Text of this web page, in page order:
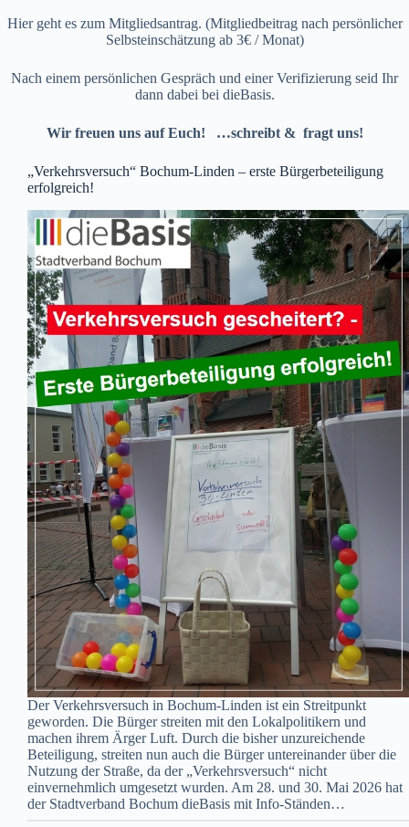
Hier geht es zum Mitgliedsantrag. (Mitgliedbeitrag nach persönlicher
Selbsteinschätzung ab 3€ / Monat)
Nach einem persönlichen Gespräch und einer Verifizierung seid Ihr
dann dabei bei dieBasis.
Wir freuen uns auf Euch! …schreibt & fragt uns!
„Verkehrsversuch“ Bochum-Linden – erste Bürgerbeteiligung
erfolgreich!
Der Verkehrsversuch in Bochum-Linden ist ein Streitpunkt
geworden. Die Bürger streiten mit den Lokalpolitikern und
machen ihrem Ärger Luft. Durch die bisher unzureichende
Beteiligung, streiten nun auch die Bürger untereinander über die
Nutzung der Straße, da der „Verkehrsversuch“ nicht
einvernehmlich umgesetzt wurden. Am 28. und 30. Mai 2026 hat
der Stadtverband Bochum dieBasis mit Info-Ständen…